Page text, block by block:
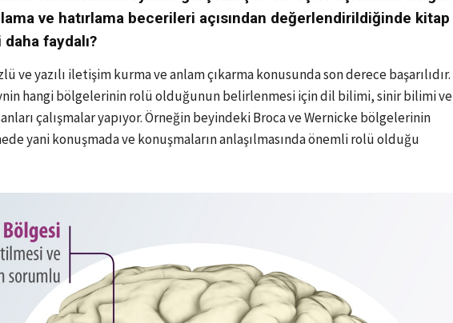
ve hatırlama becerileri açısından değerlendirildiğinde kitap
faydalı?
ve yazılı iletişim kurma ve anlam çıkarma konusunda son derece başarılıdır.
hangi bölgelerinin rolü olduğunun belirlenmesi için dil bilimi, sinir bilimi ve
çalışmalar yapıyor. Örneğin beyindeki Broca ve Wernicke bölgelerinin
yani konuşmada ve konuşmaların anlaşılmasında önemli rolü olduğu